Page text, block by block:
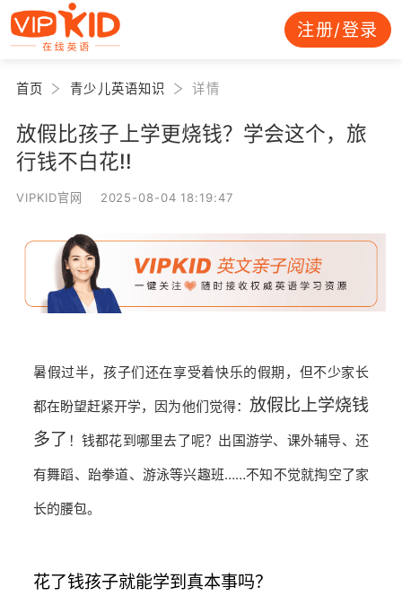
注册/登录
首页 青少儿英语知识 详情
放假比孩子上学更烧钱？学会这个，旅
行钱不白花!!
VIPKID官网 2025-08-04 18:19:47
暑假过半，孩子们还在享受着快乐的假期，但不少家长
都在盼望赶紧开学，因为他们觉得： 放假比上学烧钱
多了 ！ 钱都花到哪里去了呢？出国游学、课外辅导、还
有舞蹈、跆拳道、游泳等兴趣班……不知不觉就掏空了家
长的腰包。
花了钱孩子就能学到真本事吗？